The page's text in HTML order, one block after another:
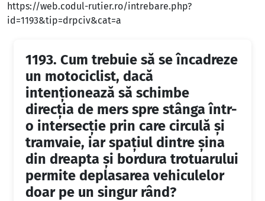
https://web.codul-rutier.ro/intrebare.php?
id=1193&tip=drpciv&cat=a
1193. Cum trebuie să se încadreze
un motociclist, dacă
intenţionează să schimbe
direcţia de mers spre stânga într-
o intersecţie prin care circulă şi
tramvaie, iar spaţiul dintre şina
din dreapta şi bordura trotuarului
permite deplasarea vehiculelor
doar pe un singur rând?